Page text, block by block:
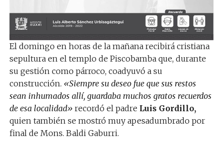
El domingo en horas de la mañana recibirá cristiana
sepultura en el templo de Piscobamba que, durante
su gestión como párroco, coadyuvó a su
construcción. «Siempre su deseo fue que sus restos
sean inhumados allí, guardaba muchos gratos recuerdos
de esa localidad» recordó el padre Luis Gordillo,
quien también se mostró muy apesadumbrado por
final de Mons. Baldi Gaburri.